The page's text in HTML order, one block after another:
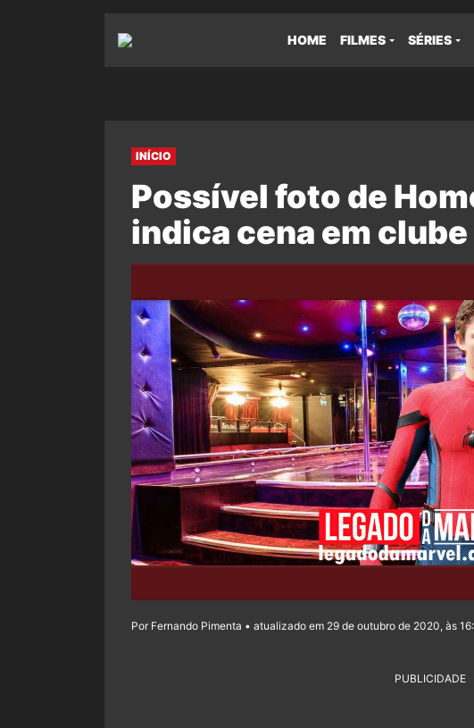
HOME FILMES SÉRIES
INÍCIO
Possível foto de
indica cena em
Por Fernando Pimenta • atualizado em 29 de outubro de 2020, às
PUBLICIDADE